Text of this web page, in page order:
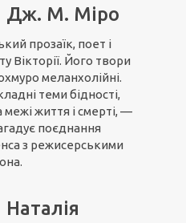
Дж. М. Міро
прозаїк, поет і
Вікторії. Його твори
меланхолійні.
теми бідності,
межі життя і смерті, —
поєднання
з режисерськими
Наталія